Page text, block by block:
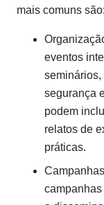
mais comuns são:
eventos
segurança
podem
relatos de
práticas.